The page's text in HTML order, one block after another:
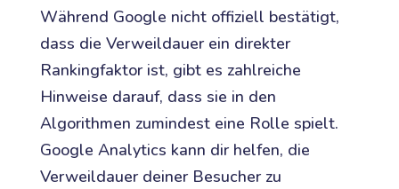
Während Google nicht offiziell bestätigt,
dass die Verweildauer ein direkter
Rankingfaktor ist, gibt es zahlreiche
Hinweise darauf, dass sie in den
Algorithmen zumindest eine Rolle spielt.
Google Analytics kann dir helfen, die
Verweildauer deiner Besucher zu